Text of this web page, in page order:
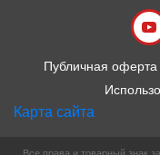
Публичная оферта
Карта сайта